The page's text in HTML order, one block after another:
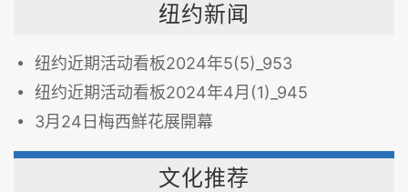
纽约新闻
纽约近期活动看板2024年5(5)_953
纽约近期活动看板2024年4月(1)_945
3月24日梅西鮮花展開幕
文化推荐